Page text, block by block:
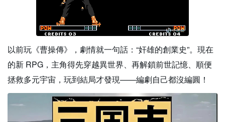
以前玩《曹操傳》，劇情就一句話：“奸雄的創業史”。現在
的新 RPG，主角得先穿越異世界、再解鎖前世記憶、順便
拯救多元宇宙，玩到結局才發現——編劇自己都沒編圓！